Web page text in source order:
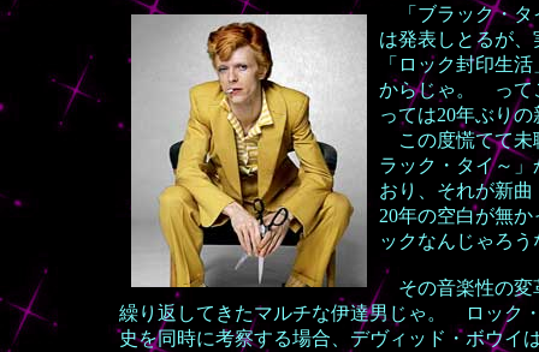
「ブラック・タ
は発表しとるが
「ロック封印生
からじゃ。 って
っては20年ぶり
この度慌てて未
ラック・タイ～
おり、それが新
20年の空白が無
ックなんじゃろ
その音楽性の変
繰り返してきたマルチな伊達男じゃ。 ロック
史を同時に考察する場合、デヴィッド・ボウ